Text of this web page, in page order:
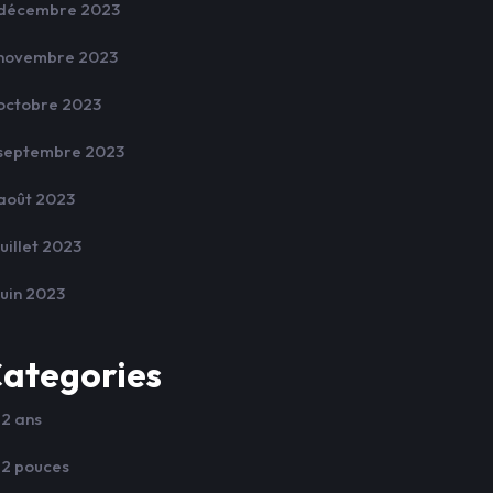
2023
2023
2023
2023
2023
2023
2023
ans
pouces